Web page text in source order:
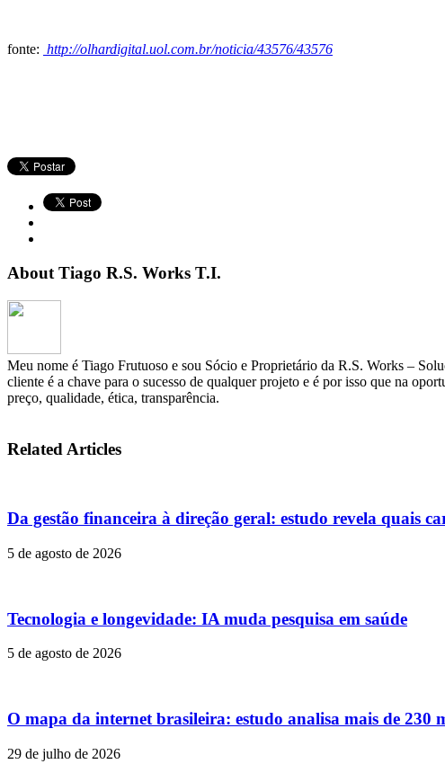
fonte: http://olhardigital.uol.com.br/noticia/43576/43576
About Tiago R.S. Works T.I.
Meu nome é Tiago Frutuoso e sou Sócio e Proprietário da R.S. Works –
cliente é a chave para o sucesso de qualquer projeto e é por isso que na
preço, qualidade, ética, transparência.
Related Articles
Da gestão financeira à direção geral: estudo revela quais
5 de agosto de 2026
Tecnologia e longevidade: IA muda pesquisa em saúde
5 de agosto de 2026
O mapa da internet brasileira: estudo analisa mais de 230
29 de julho de 2026